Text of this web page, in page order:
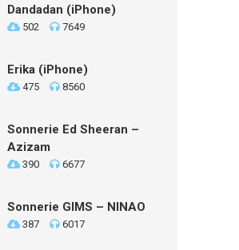
Dandadan (iPhone)
502 7649
Erika (iPhone)
475 8560
Sonnerie Ed Sheeran –
Azizam
390 6677
Sonnerie GIMS – NINAO
387 6017